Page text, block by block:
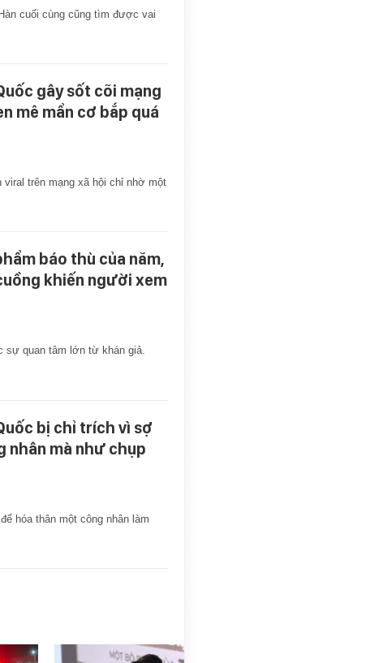
cuối cùng cũng tìm được vai
gây sốt cõi mạng
mê mẩn cơ bắp quá
trên mạng xã hội chỉ nhờ một
báo thù của năm,
khiến người xem
sự quan tâm lớn từ khán giả.
bị chỉ trích vì sợ
nhân mà như chụp
hóa thân một công nhân làm